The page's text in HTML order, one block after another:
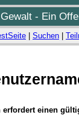
- Ein
Suchen
erfordert einen